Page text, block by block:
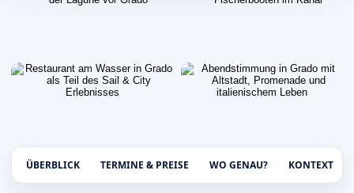
ÜBERBLICK TERMINE & PREISE WO GENAU? KONTEXT